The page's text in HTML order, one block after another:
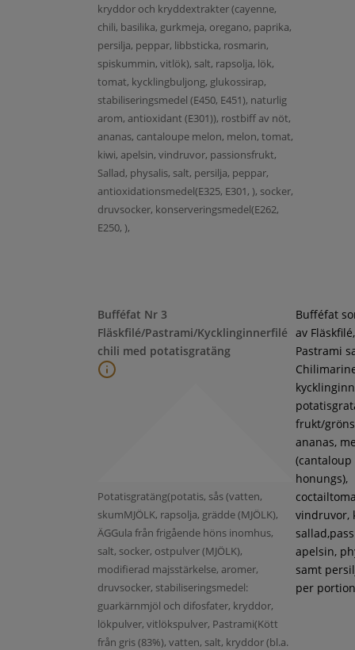
kryddor och kryddextrakter (cayenne,
chili, basilika, gurkmeja, oregano, paprika,
persilja, peppar, libbsticka, rosmarin,
spiskummin, vitlök), salt, rapsolja, lök,
tomat, kycklingbuljong, glukossirap,
stabiliseringsmedel (E450, E451), naturlig
arom, antioxidant (E301)), rostbiff av nöt,
ananas, cantaloupe melon, melon, tomat,
kiwi, apelsin, vindruvor, passionsfrukt,
Sallad, physalis, salt, persilja, peppar,
antioxidationsmedel(E325, E301, ), socker,
druvsocker, konserveringsmedel(E262,
E250, ),
Bufféfat Nr 3
Fläskfilé/Pastrami/Kycklinginnerfilé
chili med potatisgratäng
Potatisgratäng(potatis, sås (vatten,
skumMJÖLK, rapsolja, grädde (MJÖLK),
ÄGGula från frigående höns inomhus,
salt, socker, ostpulver (MJÖLK),
modifierad majsstärkelse, aromer,
druvsocker, stabiliseringsmedel:
guarkärnmjöl och difosfater, kryddor,
lökpulver, vitlökspulver, Pastrami(Kött
från gris (83%), vatten, salt, kryddor (bl.a.
Bufféfat
av Fläskfilé,
Pastrami
frukt/
ananas,
(cantaloup
honungs),
vindruvor,
apelsin,
samt
per